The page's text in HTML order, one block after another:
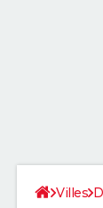
Villes